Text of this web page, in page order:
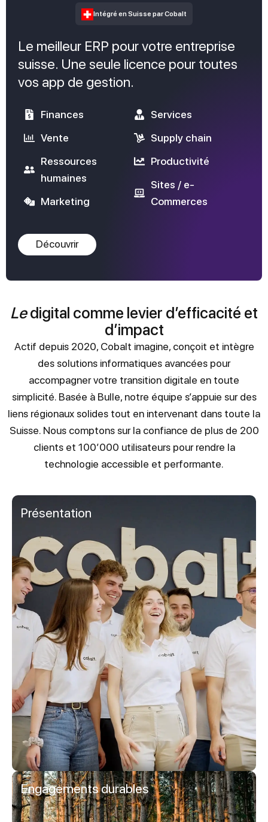
Intégré en Suisse par Cobalt
Le meilleur ERP pour votre entreprise
suisse. Une seule licence pour toutes
vos app de gestion.
Finances
Vente
Ressources
humaines
Marketing
Services
Supply chain
Productivité
Sites / e-
Commerces
Découvrir
Ledigital comme levier d’efficacité et
d’impact
Actif depuis 2020, Cobalt imagine, conçoit et intègre
des solutions informatiques avancées pour
accompagner votre transition digitale en toute
simplicité. Basée à Bulle, notre équipe s’appuie sur des
liens régionaux solides tout en intervenant dans toute la
Suisse. Nous comptons sur la confiance de plus de 200
clients et 100’000 utilisateurs pour rendre la
technologie accessible et performante.
Présentation
Engagements durables